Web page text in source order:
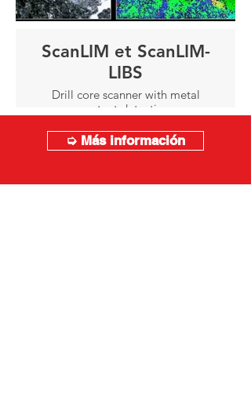
ScanLIM et ScanLIM-
LIBS
Drill core scanner with metal
content detection.
➭ Más información